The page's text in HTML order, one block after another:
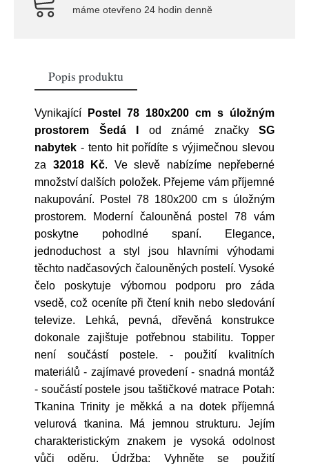
máme otevřeno 24 hodin denně
Popis produktu
Vynikající
Postel 78 180x200 cm s úložným
prostorem Šedá I
od známé značky SG
nabytek - tento hit pořídíte s výjimečnou slevou
za 32018 Kč. Ve slevě nabízíme nepřeberné
množství dalších položek. Přejeme vám příjemné
nakupování. Postel 78 180x200 cm s úložným
prostorem. Moderní čalouněná postel 78 vám
poskytne pohodlné spaní. Elegance,
jednoduchost a styl jsou hlavními výhodami
těchto nadčasových čalouněných postelí. Vysoké
čelo poskytuje výbornou podporu pro záda
vsedě, což oceníte při čtení knih nebo sledování
televize. Lehká, pevná, dřevěná konstrukce
dokonale zajištuje potřebnou stabilitu. Topper
není součástí postele. - použití kvalitních
materiálů - zajímavé provedení - snadná montáž
- součástí postele jsou taštičkové matrace Potah:
Tkanina Trinity je měkká a na dotek příjemná
velurová tkanina. Má jemnou strukturu. Jejím
charakteristickým znakem je vysoká odolnost
vůči oděru. Údržba: Vyhněte se použití